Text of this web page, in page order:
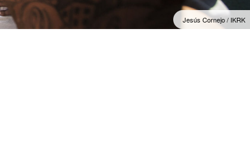
Jesús Cornejo / IKRK